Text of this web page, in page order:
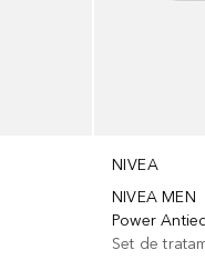
NIVEA
NIVEA MEN
Power
Set de